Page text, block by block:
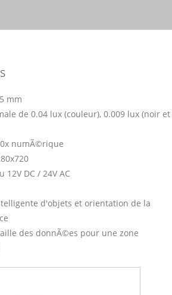
mm
de 0.04 lux (couleur), 0.009 lux (noir et
numÃ©rique
12V DC / 24V AC
d'objets et orientation de la
des donnÃ©es pour une zone